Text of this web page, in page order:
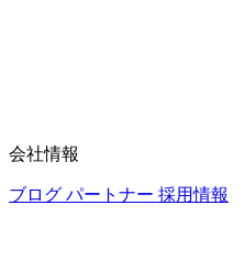
会社情報
ブログ パートナー 採用情報